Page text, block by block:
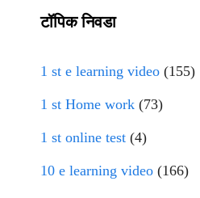
टॉपिक निवडा
1 st e learning video (155)
1 st Home work (73)
1 st online test (4)
10 e learning video (166)